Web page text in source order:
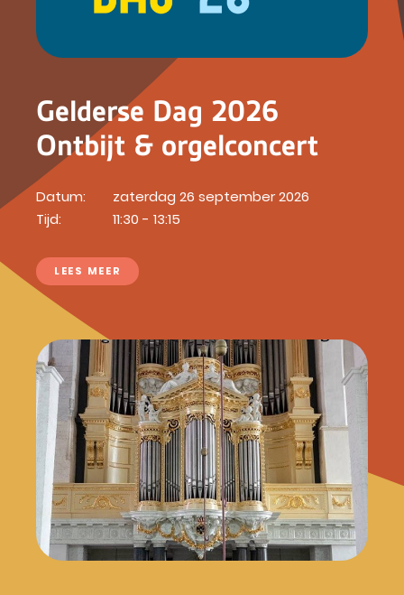
Gelderse Dag 2026
Ontbijt & orgelconcert
Datum:
Tijd:
zaterdag 26 september 2026
11:30 - 13:15
LEES MEER